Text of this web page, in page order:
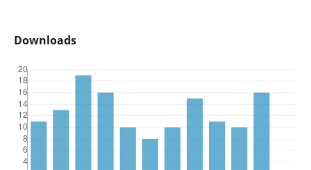
Downloads